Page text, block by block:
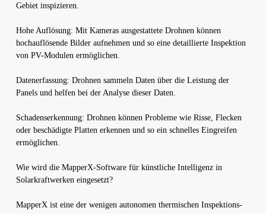
Gebiet inspizieren.
Hohe Auflösung: Mit Kameras ausgestattete Drohnen können
hochauflösende Bilder aufnehmen und so eine detaillierte Inspektion
von PV-Modulen ermöglichen.
Datenerfassung: Drohnen sammeln Daten über die Leistung der
Panels und helfen bei der Analyse dieser Daten.
Schadenserkennung: Drohnen können Probleme wie Risse, Flecken
oder beschädigte Platten erkennen und so ein schnelles Eingreifen
ermöglichen.
Wie wird die MapperX-Software für künstliche Intelligenz in
Solarkraftwerken eingesetzt?
MapperX ist eine der wenigen autonomen thermischen Inspektions-